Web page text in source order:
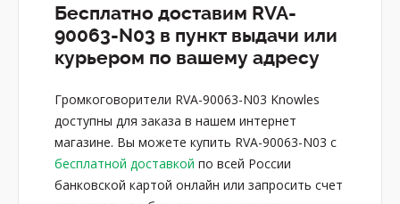
Бесплатно доставим RVA-
90063-N03 в пункт выдачи или
курьером по вашему адресу
Громкоговорители RVA-90063-N03 Knowles
доступны для заказа в нашем интернет
магазине. Вы можете купить RVA-90063-N03 с
бесплатной доставкой по всей России
банковской картой онлайн или запросить счет